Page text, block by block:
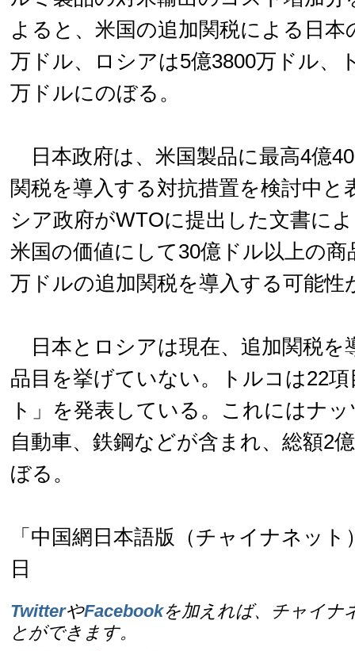
よると、米国の追加関税による日本
万ドル、ロシアは5億3800万ドル、
万ドルにのぼる。
日本政府は、米国製品に最高4億
関税を導入する対抗措置を検討中と
シア政府がWTOに提出した文書に
米国の価値にして30億ドル以上の商
万ドルの追加関税を導入する可能性
日本とロシアは現在、追加関税を
品目を挙げていない。トルコは22
ト」を発表している。これにはナ
自動車、鉄鋼などが含まれ、総額2
ぼる。
「中国網日本語版（チャイナネット
日
TwitterやFacebookを加えれば、チャイナ
とができます。